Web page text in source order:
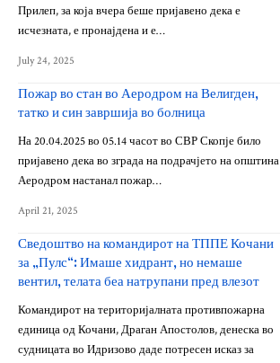
Прилеп, за која вчера беше пријавено дека е
исчезната, е пронајдена и е…
July 24, 2025
Пожар во стан во Аеродром на Велигден,
татко и син завршија во болница
На 20.04.2025 во 05.14 часот во СВР Скопје било
пријавено дека во зграда на подрачјето на општина
Аеродром настанал пожар…
April 21, 2025
Сведоштво на командирот на ТППЕ Кочани
за „Пулс“: Имаше хидрант, но немаше
вентил, телата беа натрупани пред влезот
Командирот на територијалната противпожарна
единица од Кочани, Драган Апостолов, денеска во
судницата во Идризово даде потресен исказ за